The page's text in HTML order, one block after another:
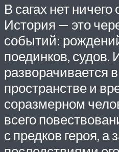
В сагах нет ничего
История — это
событий:
поединков, судов.
разворачивается
пространстве и
соразмерном
всего
с предков героя, а